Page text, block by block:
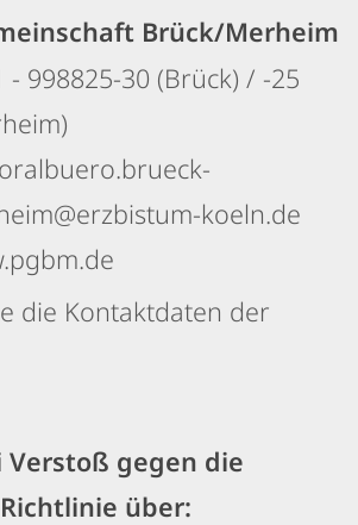
Brück/Merheim
- 998825-30 (Brück) / -25
koeln.de
die Kontaktdaten der
gegen die
über: